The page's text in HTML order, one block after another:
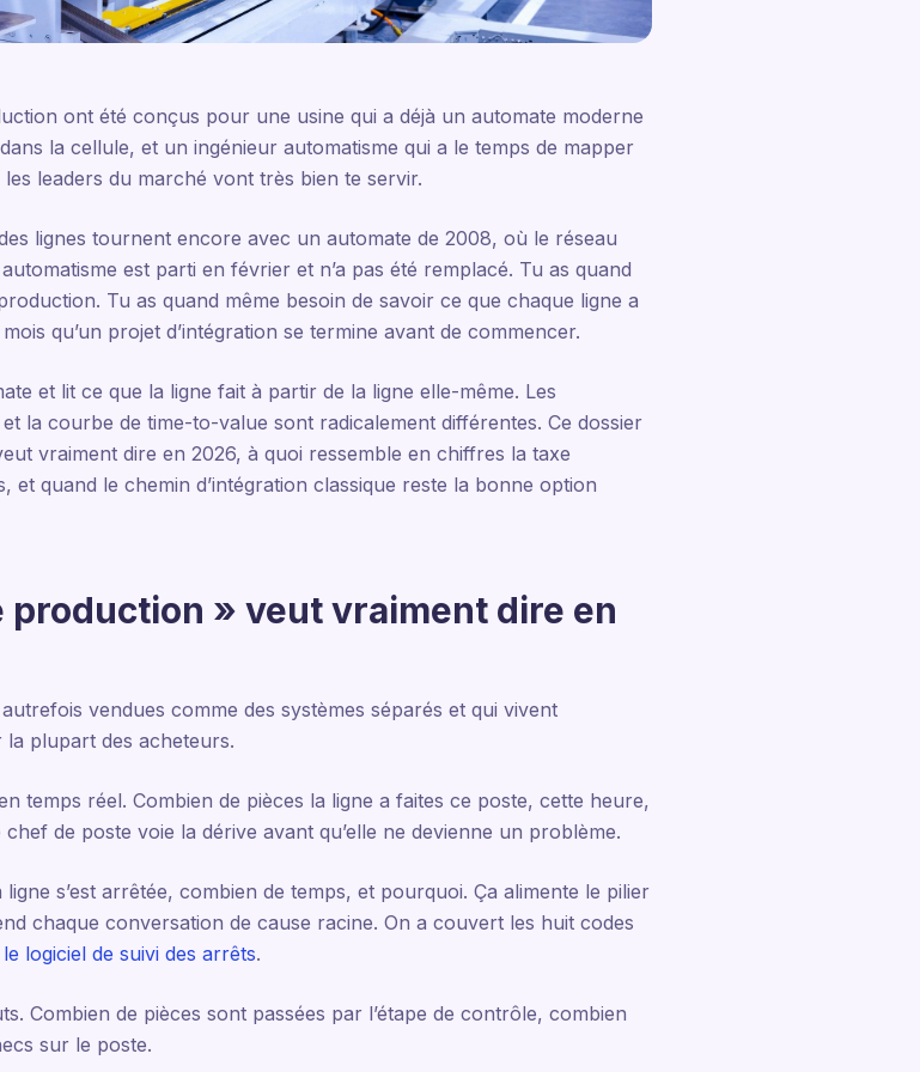
ont été conçus pour une usine qui a déjà un automate moderne
la cellule, et un ingénieur automatisme qui a le temps de mapper
leaders du marché vont très bien te servir.
lignes tournent encore avec un automate de 2008, où le réseau
est parti en février et n’a pas été remplacé. Tu as quand
Tu as quand même besoin de savoir ce que chaque ligne a
qu’un projet d’intégration se termine avant de commencer.
et lit ce que la ligne fait à partir de la ligne elle-même. Les
la courbe de time-to-value sont radicalement différentes. Ce dossier
vraiment dire en 2026, à quoi ressemble en chiffres la taxe
et quand le chemin d’intégration classique reste la bonne option
» veut vraiment dire en
vendues comme des systèmes séparés et qui vivent
plupart des acheteurs.
temps réel. Combien de pièces la ligne a faites ce poste, cette heure,
de poste voie la dérive avant qu’elle ne devienne un problème.
s’est arrêtée, combien de temps, et pourquoi. Ça alimente le pilier
chaque conversation de cause racine. On a couvert les huit codes
le logiciel de suivi des arrêts.
Combien de pièces sont passées par l’étape de contrôle, combien
sur le poste.